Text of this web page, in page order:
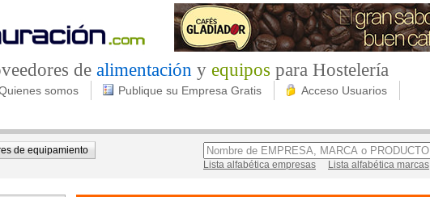
de alimentación y equipos para Hostelería
somos Publique su Empresa Gratis
Acceso Usuarios
de equipamiento
Lista alfabética empresas
Lista alfabética marcas